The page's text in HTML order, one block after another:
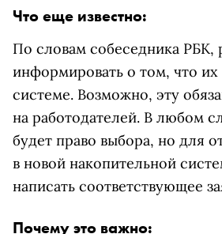
Что еще известно:
По словам собеседника
информировать о том, что
системе. Возможно, эту
на работодателей. В любом
будет право выбора, но для
в новой накопительной
написать соответствующее
Почему это важно: